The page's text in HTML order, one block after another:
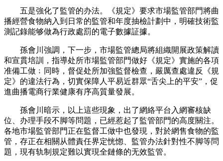
五是強化了監管的办法。《規定》要求市場監管部門將曲
播經營食物納入到日常的監管和年度抽檢計劃中，明確技術監
測記錄能够做為行政處罰的電子數據証據。
孫會川強調，下一步，市場監管總局將組織開展政策解讀
和宣貫培訓，指導处所市場監管部門做好《規定》實施的各項
准備工做﹔同時，督促处所加強監督檢查，嚴厲查處違反《規
定》的違法行為，切實保障人平易近群眾“舌尖上的平安”，促
進曲播電商行業健康有序高質量發展。
孫會川暗示，以上這些現象，出了網絡平台入網審核缺
位、办理手段不脚等問題，已經惹起了監管部門的高度關注。
各地市場監管部門正在監督工做中也發現，對於網售食物的監
管，存正在相關从體責任界定恍惚、監管办法針對性不脚等問
題，現有轨制規定難以實現全鏈條的无效監管。